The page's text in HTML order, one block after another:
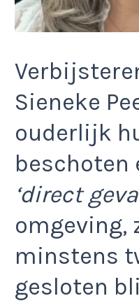
Sieneke
ouderlijk
beschoten
‘direct
omgeving,
minstens
gesloten